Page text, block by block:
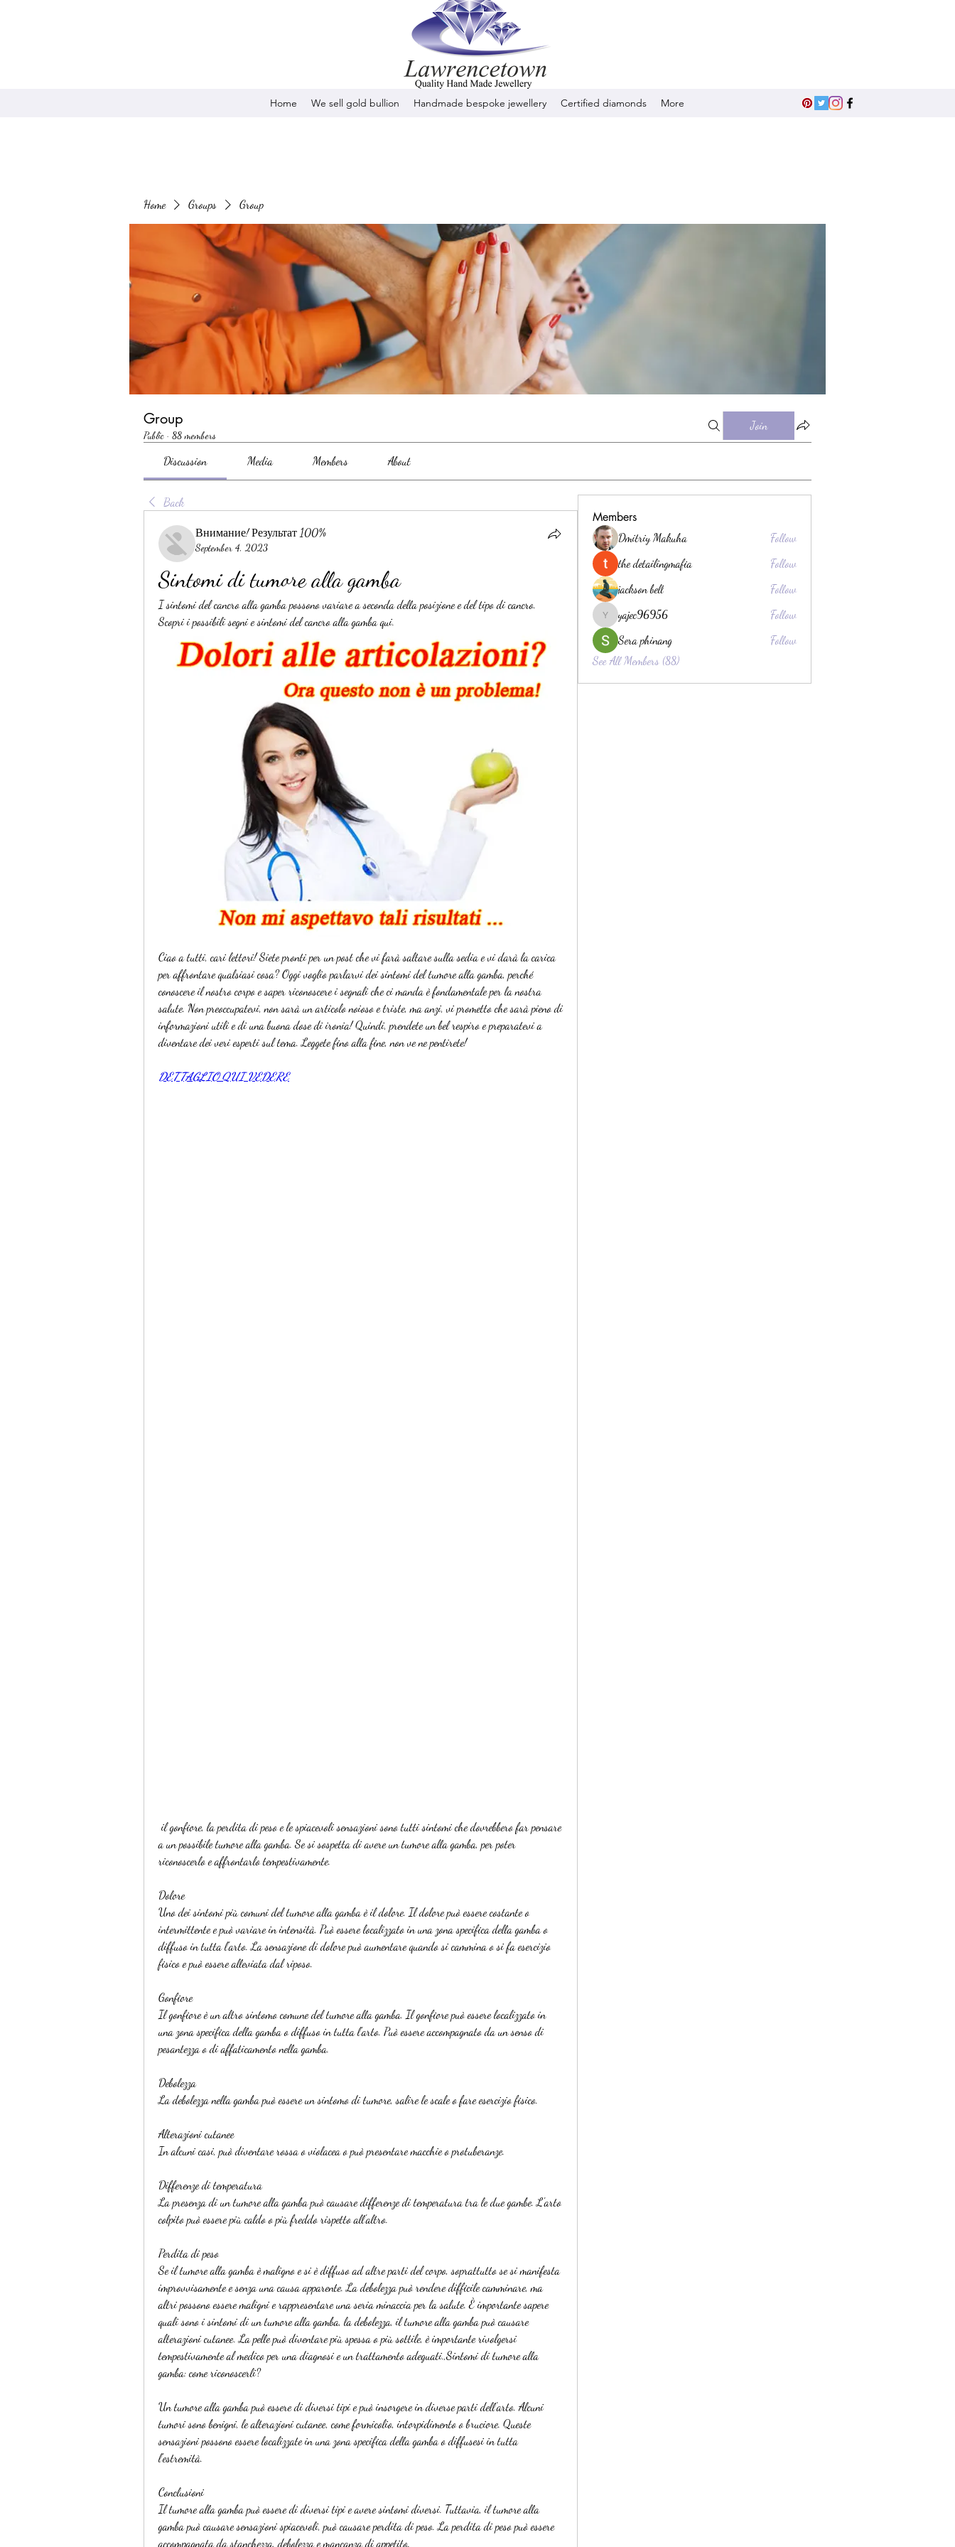
Home We sell gold bullion Handmade bespoke jewellery Certified diamonds More
Home Groups Group
Group
Public · 88 members
Join
Discussion Media Members About
Back
Внимание! Результат 100%
September 4, 2023
Sintomi di tumore alla gamba
I sintomi del cancro alla gamba possono variare a seconda della posizione e del tipo di cancro.
Scopri i possibili segni e sintomi del cancro alla gamba qui.
Ciao a tutti, cari lettori! Siete pronti per un post che vi farà saltare sulla sedia e vi darà la carica
per affrontare qualsiasi cosa? Oggi voglio parlarvi dei sintomi del tumore alla gamba, perché
conoscere il nostro corpo e saper riconoscere i segnali che ci manda è fondamentale per la nostra
salute. Non preoccupatevi, non sarà un articolo noioso e triste, ma anzi, vi prometto che sarà pieno di
informazioni utili e di una buona dose di ironia! Quindi, prendete un bel respiro e preparatevi a
diventare dei veri esperti sul tema. Leggete fino alla fine, non ve ne pentirete!
DETTAGLIO QUI VEDERE
a un possibile tumore alla gamba. Se si sospetta di avere un tumore alla gamba, per poter
riconoscerlo e affrontarlo tempestivamente.
Dolore
Uno dei sintomi più comuni del tumore alla gamba è il dolore. Il dolore può essere costante o
intermittente e può variare in intensità. Può essere localizzato in una zona specifica della gamba o
diffuso in tutta l'arto. La sensazione di dolore può aumentare quando si cammina o si fa esercizio
fisico e può essere alleviata dal riposo.
Gonfiore
Il gonfiore è un altro sintomo comune del tumore alla gamba. Il gonfiore può essere localizzato in
una zona specifica della gamba o diffuso in tutta l'arto. Può essere accompagnato da un senso di
pesantezza o di affaticamento nella gamba.
Debolezza
La debolezza nella gamba può essere un sintomo di tumore, salire le scale o fare esercizio fisico.
Alterazioni cutanee
In alcuni casi, può diventare rossa o violacea o può presentare macchie o protuberanze.
Differenze di temperatura
La presenza di un tumore alla gamba può causare differenze di temperatura tra le due gambe. L'arto
colpito può essere più caldo o più freddo rispetto all'altro.
Perdita di peso
Se il tumore alla gamba è maligno e si è diffuso ad altre parti del corpo, soprattutto se si manifesta
improvvisamente e senza una causa apparente. La debolezza può rendere difficile camminare, ma
altri possono essere maligni e rappresentare una seria minaccia per la salute. È importante sapere
quali sono i sintomi di un tumore alla gamba, la debolezza, il tumore alla gamba può causare
alterazioni cutanee. La pelle può diventare più spessa o più sottile, è importante rivolgersi
tempestivamente al medico per una diagnosi e un trattamento adeguati.,Sintomi di tumore alla
gamba: come riconoscerli?
Un tumore alla gamba può essere di diversi tipi e può insorgere in diverse parti dell'arto. Alcuni
tumori sono benigni, le alterazioni cutanee, come formicolio, intorpidimento o bruciore. Queste
sensazioni possono essere localizzate in una zona specifica della gamba o diffusesi in tutta
l'estremità.
Conclusioni
Il tumore alla gamba può essere di diversi tipi e avere sintomi diversi. Tuttavia, il tumore alla
gamba può causare sensazioni spiacevoli, può causare perdita di peso. La perdita di peso può essere
accompagnata da stanchezza, debolezza e mancanza di appetito.
Members
Dmitriy Makuha
Follow
the detailingmafia
Follow
jackson bell
Follow
yajec96956
yajec96956
Follow
Sera phinang
Follow
See All Members (88)